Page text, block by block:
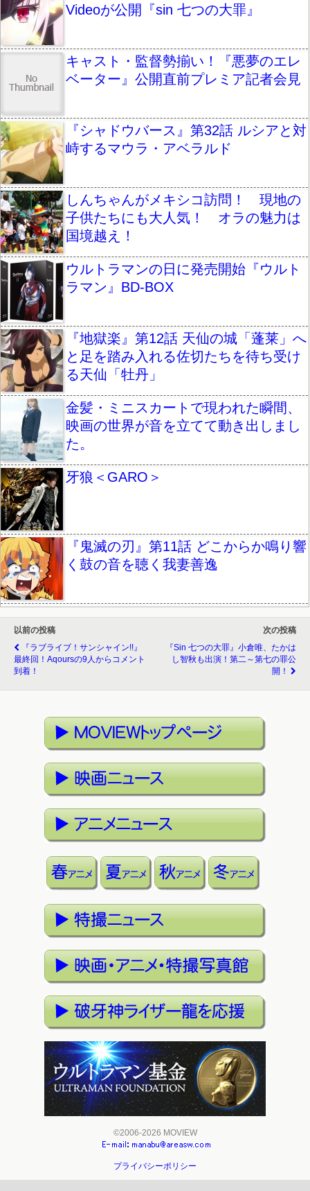
Videoが公開『sin 七つの大罪』
キャスト・監督勢揃い！『悪夢のエレ
ベーター』公開直前プレミア記者会見
『シャドウバース』第32話 ルシアと対
峙するマウラ・アベラルド
しんちゃんがメキシコ訪問！ 現地の
子供たちにも大人気！ オラの魅力は
国境越え！
ウルトラマンの日に発売開始『ウルト
ラマン』BD-BOX
『地獄楽』第12話 天仙の城「蓬莱」へ
と足を踏み入れる佐切たちを待ち受け
る天仙「牡丹」
金髪・ミニスカートで現われた瞬間、
映画の世界が音を立てて動き出しまし
た。
牙狼＜GARO＞
『鬼滅の刃』第11話 どこからか鳴り響
く鼓の音を聴く我妻善逸
以前の投稿
『ラブライブ！サンシャイン!!』
最終回！Aqoursの9人からコメント
到着！
次の投稿
『sin 七つの大罪』小倉唯、たかは
し智秋も出演！第二～第七の罪公
開！
©2006-2026 MOVIEW
プライバシーポリシー